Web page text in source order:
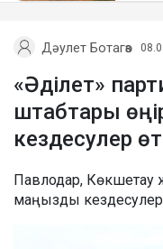
Дәулет Ботагөз
«Әділет»
штабтары
кездесулер
Павлодар, Көкшетау
маңызды